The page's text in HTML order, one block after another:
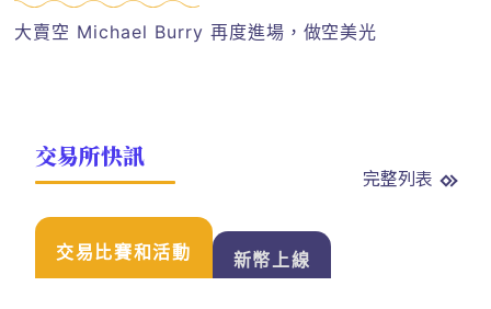
大賣空 Michael Burry 再度進場，做空美光
交易所快訊
完整列表
交易比賽和活動 新幣上線